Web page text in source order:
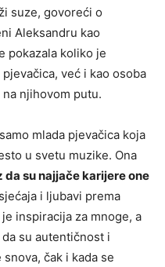
suze, govoreći o
Aleksandru kao
pokazala koliko je
već i kao osoba
njihovom putu.
mlada pjevačica koja
u svetu muzike. Ona
da su najjače karijere one
i ljubavi prema
inspiracija za mnoge, a
su autentičnost i
čak i kada se